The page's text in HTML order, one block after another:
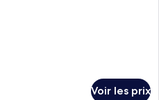
Voir les prix